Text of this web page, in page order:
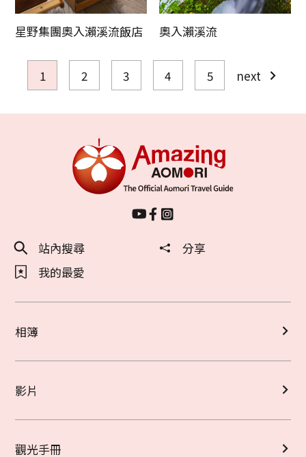
星野集團奧入瀨溪流飯店 奧入瀨溪流
1 2 3 4 5 next
站內搜尋
分享
我的最愛
相簿
影片
觀光手冊